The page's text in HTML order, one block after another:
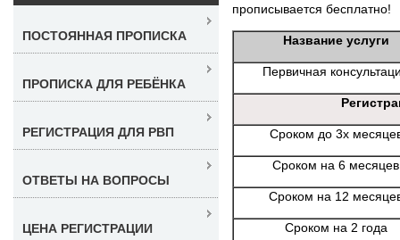
прописывается бесплатно!
Название услуги
Первичная
Сроком до 3х
Сроком на 6 месяцев
Сроком на 12
Сроком на 2 года
ПОСТОЯННАЯ ПРОПИСКА
ПРОПИСКА ДЛЯ РЕБЁНКА
РЕГИСТРАЦИЯ ДЛЯ РВП
ОТВЕТЫ НА ВОПРОСЫ
ЦЕНА РЕГИСТРАЦИИ